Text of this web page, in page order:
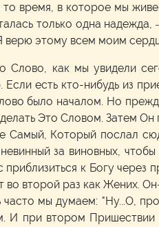
время, в которое мы
только одна
верю этому всем моим
Слово, как мы увидели
Если есть кто-нибудь из
было началом. Но
Это Словом. Затем
Самый, Который послал
за виновных,
приблизиться к Богу
во второй раз как Жених.
часто мы думаем: "Ну...О,
И при втором